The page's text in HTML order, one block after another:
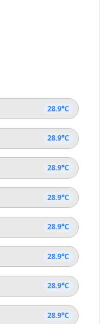
28.9°C
28.9°C
28.9°C
28.9°C
28.9°C
28.9°C
28.9°C
28.9°C